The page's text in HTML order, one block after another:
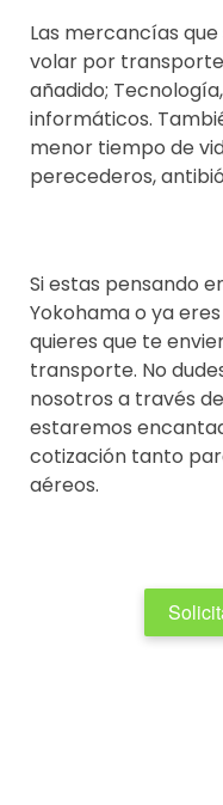
Las mercancías
volar por
añadido;
informáticos.
menor tiempo de
perecederos,
Si estas pensando
Yokohama o ya
quieres que te
transporte. No
nosotros a través
estaremos
cotización tanto
aéreos.